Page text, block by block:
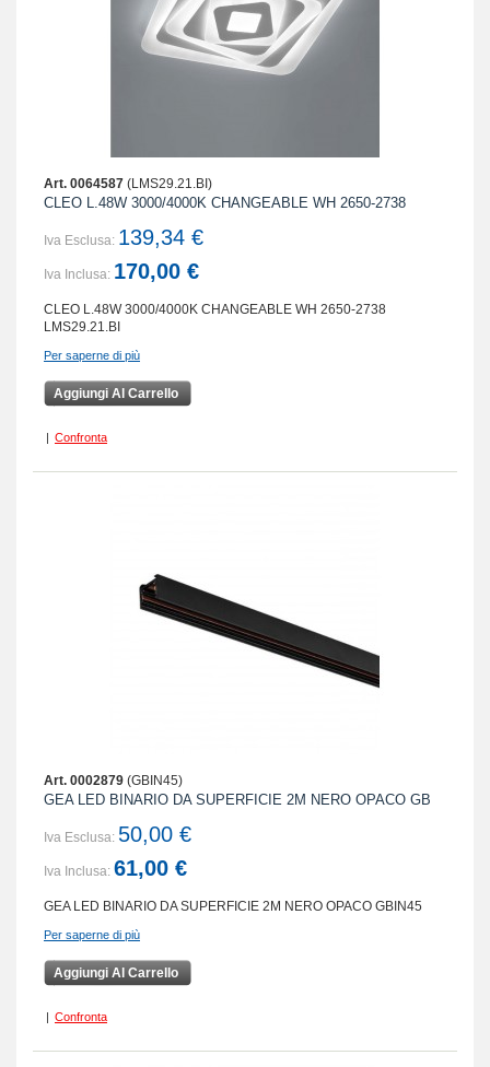
Art. 0064587 (LMS29.21.BI)
CLEO L.48W 3000/4000K CHANGEABLE WH 2650-2738
Iva Esclusa: 139,34 €
Iva Inclusa: 170,00 €
CLEO L.48W 3000/4000K CHANGEABLE WH 2650-2738
LMS29.21.BI
Per saperne di più
Aggiungi Al Carrello
| Confronta
Art. 0002879 (GBIN45)
GEA LED BINARIO DA SUPERFICIE 2M NERO OPACO GB
Iva Esclusa: 50,00 €
Iva Inclusa: 61,00 €
GEA LED BINARIO DA SUPERFICIE 2M NERO OPACO GBIN45
Per saperne di più
Aggiungi Al Carrello
| Confronta